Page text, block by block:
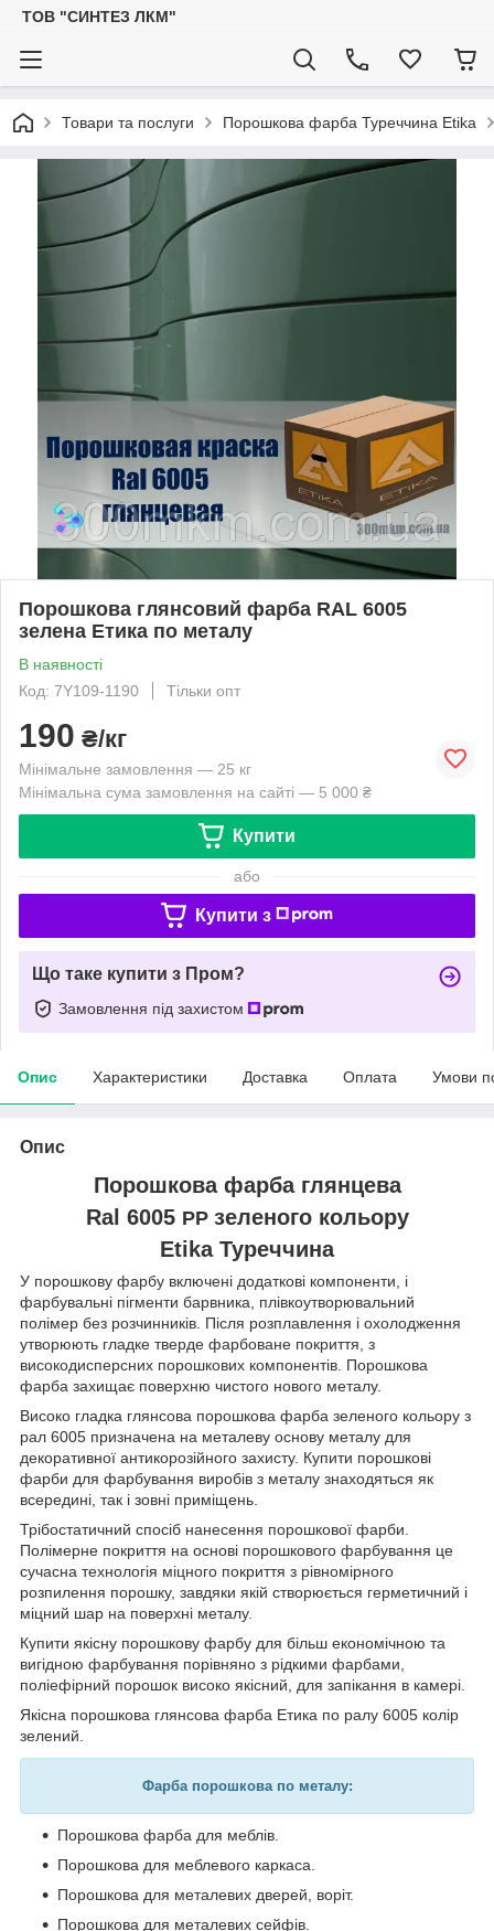
ТОВ "СИНТЕЗ ЛКМ"
Товари та послуги Порошкова фарба Туреччина Etika
Порошкова глянсовий фарба RAL 6005
зелена Етика по металу
В наявності
Код: 7Y109-1190
Тільки опт
190 ₴/кг
Мінімальне замовлення — 25 кг
Мінімальна сума замовлення на сайті — 5 000 ₴
Купити
або
Купити з
Що таке купити з Пром?
Замовлення під захистом
Опис Характеристики Доставка Оплата Умови
Опис
Порошкова фарба глянцева
Ral 6005 PP зеленого кольору
Etika Туреччина
У порошкову фарбу включені додаткові компоненти, і
фарбувальні пігменти барвника, плівкоутворювальний
полімер без розчинників. Після розплавлення і охолодження
утворюють гладке тверде фарбоване покриття, з
високодисперсних порошкових компонентів. Порошкова
фарба захищає поверхню чистого нового металу.
Високо гладка глянсова порошкова фарба зеленого кольору з
рал 6005 призначена на металеву основу металу для
декоративної антикорозійного захисту. Купити порошкові
фарби для фарбування виробів з металу знаходяться як
всередині, так і зовні приміщень.
Трібостатичний спосіб нанесення порошкової фарби.
Полімерне покриття на основі порошкового фарбування це
сучасна технологія міцного покриття з рівномірного
розпилення порошку, завдяки якій створюється герметичний і
міцний шар на поверхні металу.
Купити якісну порошкову фарбу для більш економічною та
вигідною фарбування порівняно з рідкими фарбами,
поліефірний порошок високо якісний, для запікання в камері.
Якісна порошкова глянсова фарба Етика по ралу 6005 колір
зелений.
Фарба порошкова по металу:
Порошкова фарба для меблів.
Порошкова для меблевого каркаса.
Порошкова для металевих дверей, воріт.
Порошкова для металевих сейфів.